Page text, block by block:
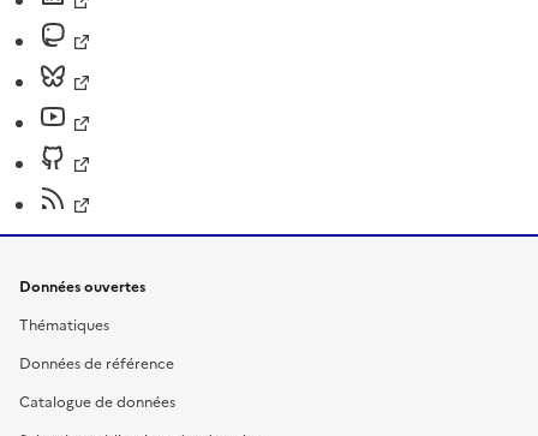
Données ouvertes
Thématiques
Données de référence
Catalogue de données